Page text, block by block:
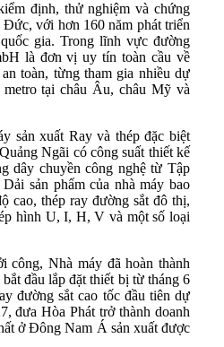
định, thử nghiệm và chứng
Đức, với hơn 160 năm phát triển
gia. Trong lĩnh vực đường
là đơn vị uy tín toàn cầu về
toàn, từng tham gia nhiều dự
tại châu Âu, châu Mỹ và
sản xuất Ray và thép đặc biệt
Ngãi có công suất thiết kế
dây chuyền công nghệ từ Tập
sản phẩm của nhà máy bao
cao, thép ray đường sắt đô thị,
hình U, I, H, V và một số loại
công, Nhà máy đã hoàn thành
đầu lắp đặt thiết bị từ tháng 6
đường sắt cao tốc đầu tiên dự
đưa Hòa Phát trở thành doanh
ở Đông Nam Á sản xuất được